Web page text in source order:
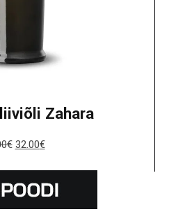
Zahara
€ 32.00€